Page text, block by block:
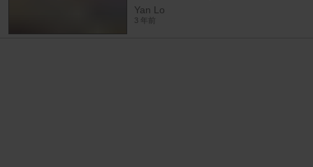
First Markham Place + 牛角燒肉
任食
Yan Lo
3 年前